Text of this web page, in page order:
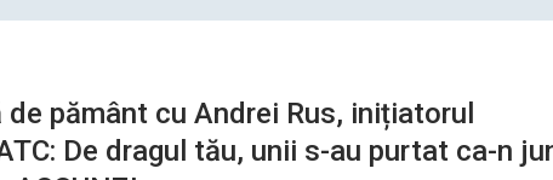
pământ cu Andrei Rus, inițiatorul
De dragul tău, unii s-au purtat ca-n